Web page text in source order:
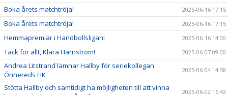
Boka årets matchtröja! 2025-06-16 17:15
Boka årets matchtröja! 2025-06-16 17:15
Hemmapremiär i Handbollsligan! 2025-06-16 14:00
Tack för allt, Klara Härnström! 2025-06-07 09:00
Andrea Litstrand lämnar Hallby för seriekollegan
Önnereds HK
2025-06-04 14:58
Stötta Hallby och samtidigt ha möjligheten till att vinna
2025-06-02 15:43